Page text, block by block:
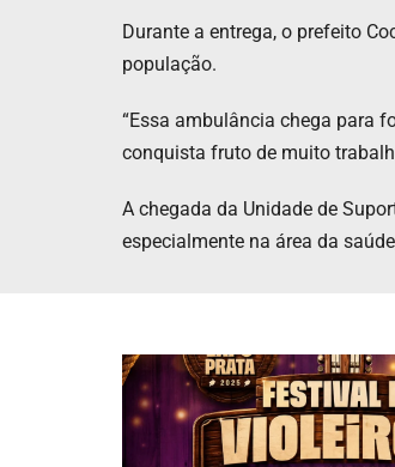
Durante a entrega, o prefeito
população.
“Essa ambulância chega para
conquista fruto de muito
A chegada da Unidade de
especialmente na área da